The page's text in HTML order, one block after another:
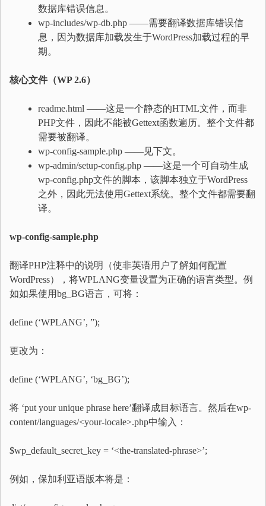
数据库错误信息。
wp-includes/wp-db.php ——需要翻译数据库错误信
息，因为数据库加载发生于WordPress加载过程的早
期。
核心文件（WP 2.6）
readme.html ——这是一个静态的HTML文件，而非
PHP文件，因此不能被Gettext函数遍历。整个文件都
需要被翻译。
wp-config-sample.php ——见下文。
wp-admin/setup-config.php ——这是一个可自动生成
wp-config.php文件的脚本，该脚本独立于WordPress
之外，因此无法使用Gettext系统。整个文件都需要翻
译。
wp-config-sample.php
翻译PHP注释中的说明（使非英语用户了解如何配置
WordPress），将WPLANG变量设置为正确的语言类型。例
如如果使用bg_BG语言，可将：
define (‘WPLANG’, ”);
更改为：
define (‘WPLANG’, ‘bg_BG’);
将 ‘put your unique phrase here’翻译成目标语言。然后在wp-
content/languages/<your-locale>.php中输入：
$wp_default_secret_key = ‘<the-translated-phrase>’;
例如，保加利亚语版本将是：